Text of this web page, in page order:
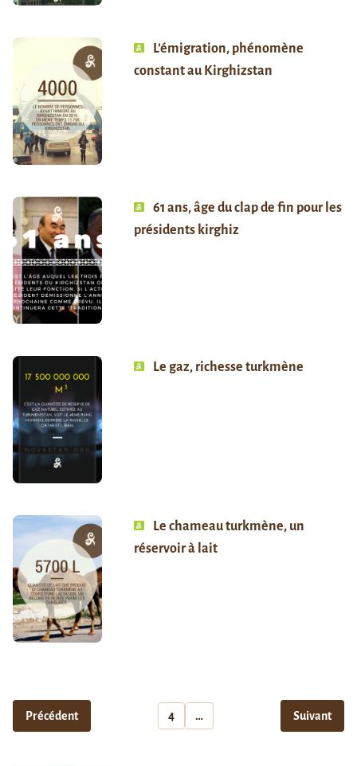
L’émigration, phénomène
constant au Kirghizstan
61 ans, âge du clap de fin pour les
présidents kirghiz
Le gaz, richesse turkmène
Le chameau turkmène, un
réservoir à lait
Précédent 4 … Suivant